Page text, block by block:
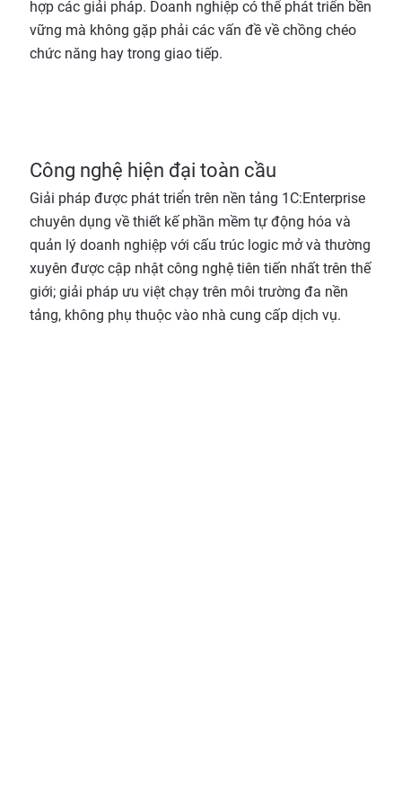
Công nghệ hiện đại toàn cầu
Giải pháp được phát triển trên nền tảng 1C:Enterprise
chuyên dụng về thiết kế phần mềm tự động hóa và
quản lý doanh nghiệp với cấu trúc logic mở và thường
xuyên được cập nhật công nghệ tiên tiến nhất trên thế
giới; giải pháp ưu việt chạy trên môi trường đa nền
tảng, không phụ thuộc vào nhà cung cấp dịch vụ.
hợp các giải pháp. Doanh nghiệp có thể phát triển bền
vững mà không gặp phải các vấn đề về chồng chéo
chức năng hay trong giao tiếp.